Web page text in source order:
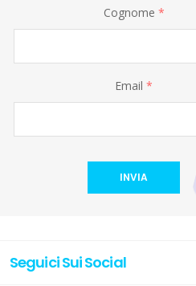
Cognome *
Email*
INVIA
Seguici Sui Social